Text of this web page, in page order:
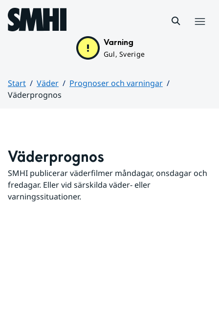
Hoppa till sidans innehåll
Varning
Gul, Sverige
Start Väder
Prognoser och varningar
Väderprognos
Väderprognos
SMHI publicerar väderfilmer måndagar, onsdagar och
fredagar. Eller vid särskilda väder- eller
varningssituationer.